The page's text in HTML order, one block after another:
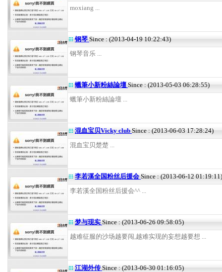
moxiang ...
钢琴Since : (2013-04-19 10:22:43)
钢琴音乐 ...
蠟筆小新粉絲論壇 Since : (2013-05-03 06:28:55)
蠟筆小新粉絲論壇 ...
混血宝贝Vicky club Since : (2013-06-03 17:28:24)
混血宝贝楚楚 ...
李若溪全国粉丝后援会 Since : (2013-06-12 01:19:11)
李若溪全国粉丝后援会^^ ...
梦与现实 Since : (2013-06-26 09:58:05)
越难征服的沙场越要闯,越难实现的妄想越要想 ...
江湖外传Since : (2013-06-30 01:16:05)